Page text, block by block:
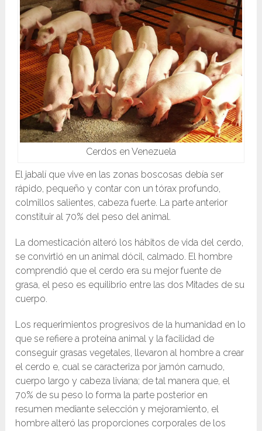
Cerdos en Venezuela
El jabalí que vive en las zonas boscosas debía ser
rápido, pequeño y contar con un tórax profundo,
colmillos salientes, cabeza fuerte. La parte anterior
constituir al 70% del peso del animal.
La domesticación alteró los hábitos de vida del cerdo,
se convirtió en un animal dócil, calmado. El hombre
comprendió que el cerdo era su mejor fuente de
grasa, el peso es equilibrio entre las dos Mitades de su
cuerpo.
Los requerimientos progresivos de la humanidad en lo
que se refiere a proteína animal y la facilidad de
conseguir grasas vegetales, llevaron al hombre a crear
el cerdo e, cual se caracteriza por jamón carnudo,
cuerpo largo y cabeza liviana; de tal manera que, el
70% de su peso lo forma la parte posterior en
resumen mediante selección y mejoramiento, el
hombre alteró las proporciones corporales de los